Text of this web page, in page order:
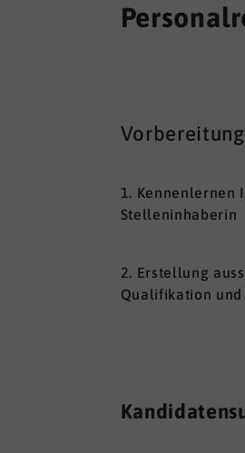
1. Kennenlernen
Stelleninhaberin
2. Erstellung
Qualifikation